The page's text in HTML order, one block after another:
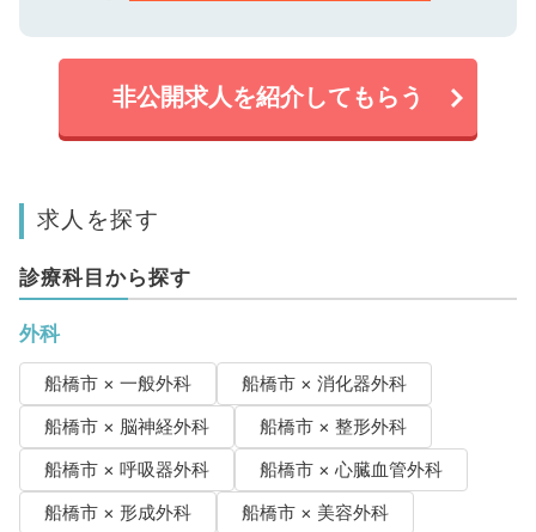
非公開求人を紹介してもらう
求人を探す
診療科目から探す
外科
船橋市 × 一般外科
船橋市 × 消化器外科
船橋市 × 脳神経外科
船橋市 × 整形外科
船橋市 × 呼吸器外科
船橋市 × 心臓血管外科
船橋市 × 形成外科
船橋市 × 美容外科